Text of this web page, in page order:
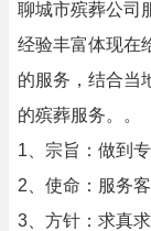
聊城市殡葬公司
经验丰富体现在
的服务，结合当
的殡葬服务。。
1、宗旨：做到
2、使命：服务
3、方针：求真